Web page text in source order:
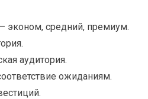
эконом, средний, премиум.
аудитория.
ожиданиям.